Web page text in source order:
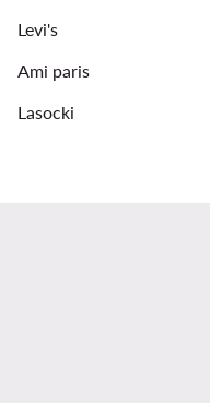
Levi's
Ami paris
Lasocki